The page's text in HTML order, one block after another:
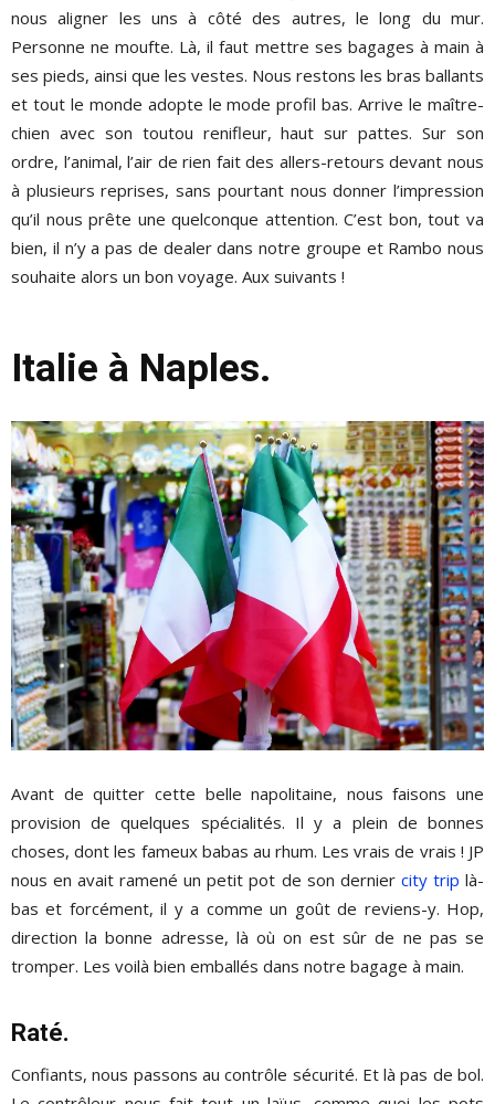
nous aligner les uns à côté des autres, le long du mur.
Personne ne moufte. Là, il faut mettre ses bagages à main à
ses pieds, ainsi que les vestes. Nous restons les bras ballants
et tout le monde adopte le mode profil bas. Arrive le maître-
chien avec son toutou renifleur, haut sur pattes. Sur son
ordre, l’animal, l’air de rien fait des allers-retours devant nous
à plusieurs reprises, sans pourtant nous donner l’impression
qu’il nous prête une quelconque attention. C’est bon, tout va
bien, il n’y a pas de dealer dans notre groupe et Rambo nous
souhaite alors un bon voyage. Aux suivants !
Italie à Naples.
Avant de quitter cette belle napolitaine, nous faisons une
provision de quelques spécialités. Il y a plein de bonnes
choses, dont les fameux babas au rhum. Les vrais de vrais ! JP
nous en avait ramené un petit pot de son dernier city trip là-
bas et forcément, il y a comme un goût de reviens-y. Hop,
direction la bonne adresse, là où on est sûr de ne pas se
tromper. Les voilà bien emballés dans notre bagage à main.
Raté.
Confiants, nous passons au contrôle sécurité. Et là pas de bol.